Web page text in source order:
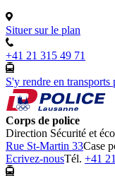
Situer sur le plan
+41 21 315 49 71
S'y rendre en transports
Corps de police
Direction Sécurité et
Rue St-Martin 33Case
Ecrivez-nousTél. +41